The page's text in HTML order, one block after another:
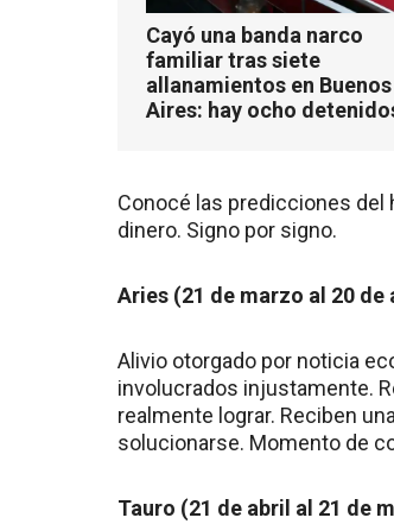
Cayó una banda narco
familiar tras siete
allanamientos en Buenos
Aires: hay ocho
Conocé las predicciones
dinero. Signo por signo.
Aries (21 de marzo al 20 de
Alivio otorgado por noticia
involucrados injustamente.
realmente lograr. Reciben
solucionarse. Momento de
Tauro (21 de abril al 21 de